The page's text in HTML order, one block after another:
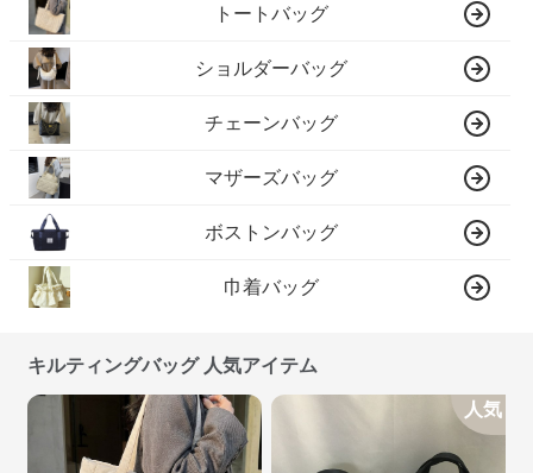
トートバッグ
ショルダーバッグ
チェーンバッグ
マザーズバッグ
ボストンバッグ
巾着バッグ
キルティングバッグ 人気アイテム
人気